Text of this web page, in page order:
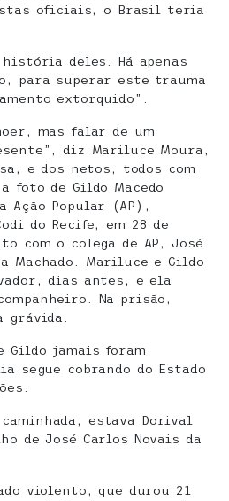
oficiais, o Brasil teria
história deles. Há apenas
para superar este trauma
extorquido”.
mas falar de um
diz Mariluce Moura,
e dos netos, todos com
foto de Gildo Macedo
Ação Popular (AP),
do Recife, em 28 de
com o colega de AP, José
Machado. Mariluce e Gildo
dias antes, e ela
Na prisão,
grávida.
Gildo jamais foram
segue cobrando do Estado
caminhada, estava Dorival
de José Carlos Novais da
violento, que durou 21